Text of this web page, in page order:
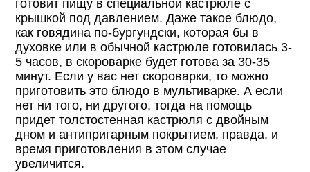
готовит пищу в специальной кастрюле с
крышкой под давлением. Даже такое блюдо,
как говядина по-бургундски, которая бы в
духовке или в обычной кастрюле готовилась 3-
5 часов, в скороварке будет готова за 30-35
минут. Если у вас нет скороварки, то можно
приготовить это блюдо в мультиварке. А если
нет ни того, ни другого, тогда на помощь
придет толстостенная кастрюля с двойным
дном и антипригарным покрытием, правда, и
время приготовления в этом случае
увеличится.